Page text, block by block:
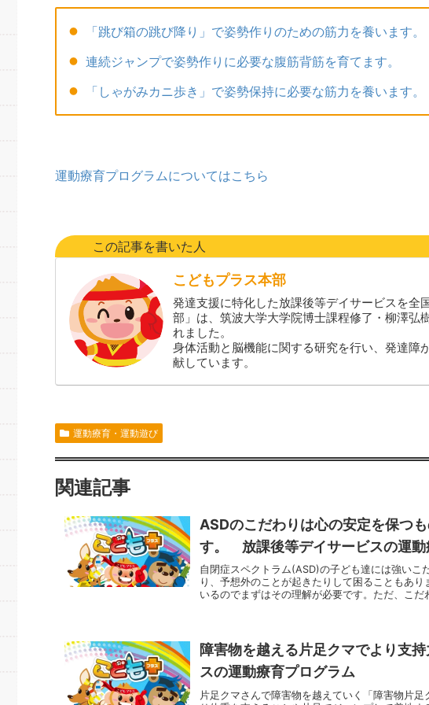
「跳び箱の跳び降り」で姿勢作りのための筋力を養います。
連続ジャンプで姿勢作りに必要な腹筋背筋を育てます。
「しゃがみカニ歩き」で姿勢保持に必要な筋力を養います。
運動療育プログラムについてはこちら
この記事を書いた人
こどもプラス本部
発達支援に特化した放課後等デイサービスを全
部」は、筑波大学大学院博士課程修了・柳澤弘
れました。
身体活動と脳機能に関する研究を行い、発達障
献しています。
運動療育・運動遊び
関連記事
ASDのこだわりは心の安定を保つ
す。 放課後等デイサービスの運動
自閉症スペクトラム(ASD)の子ども達には強いこ
り、予想外のことが起きたりして困ることもあ
いるのでまずはその理解が必要です。ただ、こだ
障害物を越える片足クマでより支
スの運動療育プログラム
片足クマさんで障害物を越えていく「障害物片